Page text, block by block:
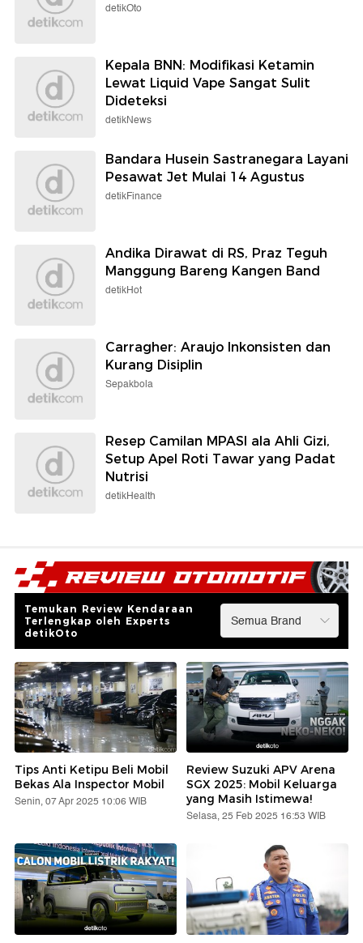
detikOto
Kepala BNN: Modifikasi Ketamin
Lewat Liquid Vape Sangat Sulit
Dideteksi
detikNews
Bandara Husein Sastranegara Layani
Pesawat Jet Mulai 14 Agustus
detikFinance
Andika Dirawat di RS, Praz Teguh
Manggung Bareng Kangen Band
detikHot
Carragher: Araujo Inkonsisten dan
Kurang Disiplin
Sepakbola
Resep Camilan MPASI ala Ahli Gizi,
Setup Apel Roti Tawar yang Padat
Nutrisi
detikHealth
Temukan Review Kendaraan
Terlengkap oleh Experts
detikOto
Tips Anti Ketipu Beli Mobil
Bekas Ala Inspector Mobil
Senin, 07 Apr 2025 10:06 WIB
Review Suzuki APV Arena
SGX 2025: Mobil Keluarga
yang Masih Istimewa!
Selasa, 25 Feb 2025 16:53 WIB